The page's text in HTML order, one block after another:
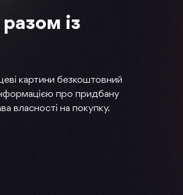
із
картини безкоштовний
про придбану
власності на покупку.